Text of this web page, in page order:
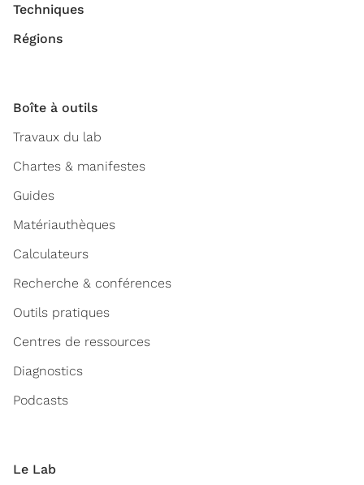
Techniques
Régions
Boîte à outils
Travaux du lab
Chartes & manifestes
Guides
Matériauthèques
Calculateurs
Recherche & conférences
Outils pratiques
Centres de ressources
Diagnostics
Podcasts
Le Lab